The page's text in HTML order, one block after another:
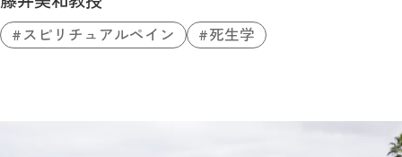
スピリチュアルペイン 死生学